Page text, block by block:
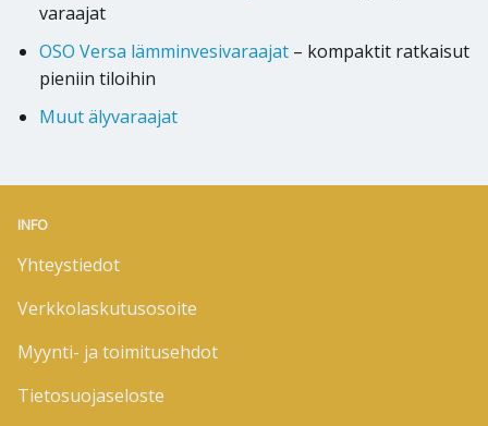
varaajat
OSO Versa lämminvesivaraajat– kompaktit ratkaisut
pieniin tiloihin
Muut älyvaraajat
INFO
Yhteystiedot
Verkkolaskutusosoite
Myynti- ja toimitusehdot
Tietosuojaseloste